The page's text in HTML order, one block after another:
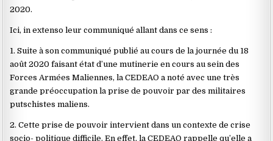
2020.
Ici, in extenso leur communiqué allant dans ce sens :
1. Suite à son communiqué publié au cours de la journée du 18
août 2020 faisant état d’une mutinerie en cours au sein des
Forces Armées Maliennes, la CEDEAO a noté avec une très
grande préoccupation la prise de pouvoir par des militaires
putschistes maliens.
2. Cette prise de pouvoir intervient dans un contexte de crise
socio- politique difficile. En effet, la CEDEAO rappelle qu’elle a